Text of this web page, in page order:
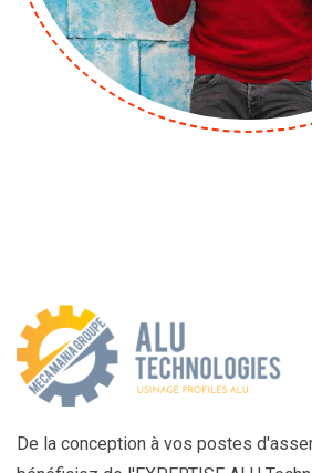
De la conception à vos postes